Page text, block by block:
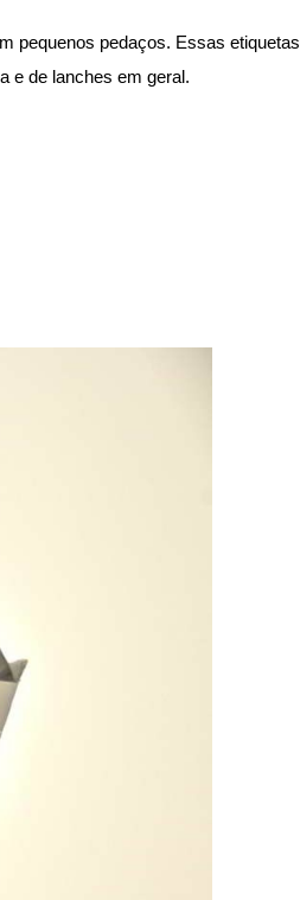
pequenos pedaços. Essas etiquetas
e de lanches em geral.